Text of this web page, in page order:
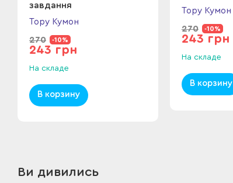
завдання
Тору Кумон
270 -10%
243 грн
На складе
В корзину
Тору Кумон
270 -10%
243 грн
На складе
В корзину
Ви дивились